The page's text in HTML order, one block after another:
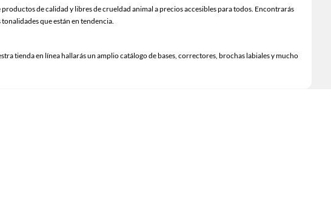
de calidad y libres de crueldad animal a precios accesibles para todos. Encontrarás
que están en tendencia.
tienda en línea hallarás un amplio catálogo de bases, correctores, brochas labiales y mucho